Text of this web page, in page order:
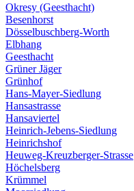
Okresy (Geesthacht)
Besenhorst
Dösselbuschberg-Worth
Elbhang
Geesthacht
Grüner Jäger
Grünhof
Hans-Mayer-Siedlung
Hansastrasse
Hansaviertel
Heinrich-Jebens-Siedlung
Heinrichshof
Heuweg-Kreuzberger-Strasse
Höchelsberg
Krümmel